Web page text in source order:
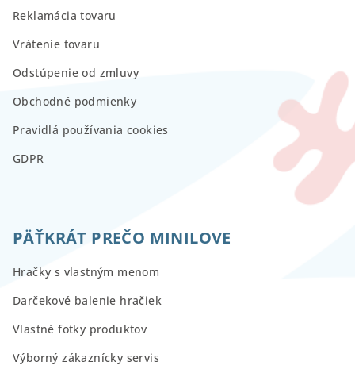
Reklamácia tovaru
Vrátenie tovaru
Odstúpenie od zmluvy
Obchodné podmienky
Pravidlá používania cookies
GDPR
PÄŤKRÁT PREČO MINILOVE
Hračky s vlastným menom
Darčekové balenie hračiek
Vlastné fotky produktov
Výborný zákaznícky servis